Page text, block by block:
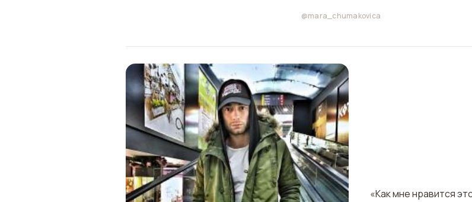
@mara_chumakovica
«Как мне нравится